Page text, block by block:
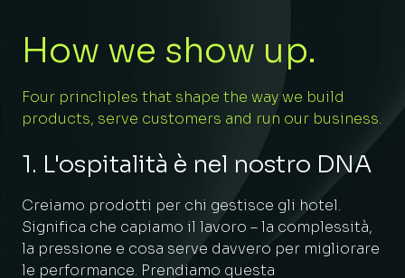
How we show up.
Four princliples that shape the way we build
products, serve customers and run our business.
1. L'ospitalità è nel nostro DNA
Creiamo prodotti per chi gestisce gli hotel.
Significa che capiamo il lavoro – la complessità,
la pressione e cosa serve davvero per migliorare
le performance. Prendiamo questa